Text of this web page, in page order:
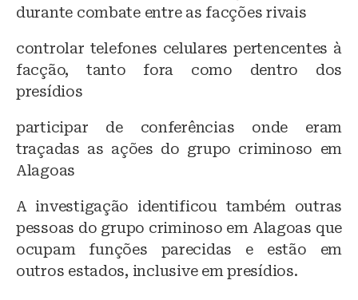
durante combate entre as facções rivais
controlar telefones celulares pertencentes à
facção, tanto fora como dentro dos
presídios
participar de conferências onde eram
traçadas as ações do grupo criminoso em
Alagoas
A investigação identificou também outras
pessoas do grupo criminoso em Alagoas que
ocupam funções parecidas e estão em
outros estados, inclusive em presídios.